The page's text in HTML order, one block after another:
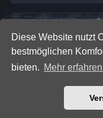
Diese Website nutzt
bestmöglichen
bieten. Mehr erfahren
Powered by